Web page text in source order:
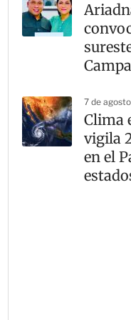
7 de
Clima
vigila
en el